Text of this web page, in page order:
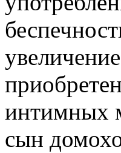
интимных
сын